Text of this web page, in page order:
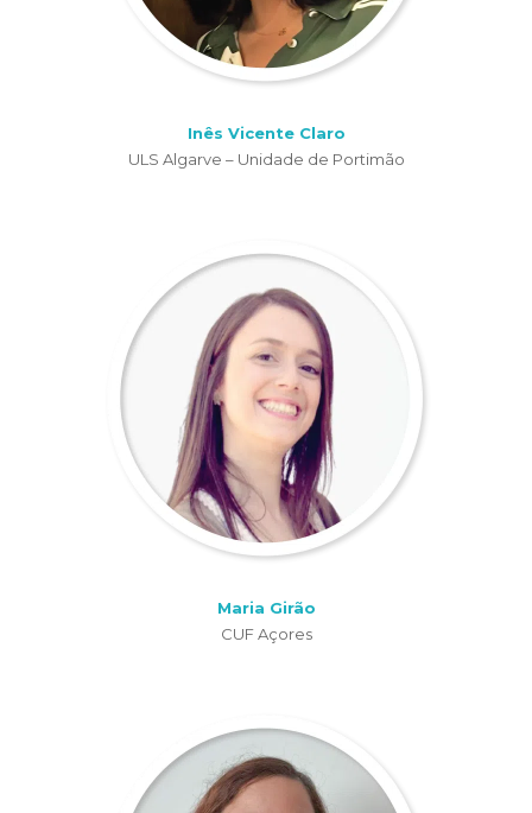
Inês Vicente Claro
ULS Algarve – Unidade de Portimão
Maria Girão
CUF Açores